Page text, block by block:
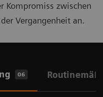
Kompromiss zwischen
Vergangenheit an.
06